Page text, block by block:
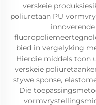
verskeie
poliuretaan PU
bied in vergelyking
Hierdie middels toon
verskeie
stywe sponse,
Die